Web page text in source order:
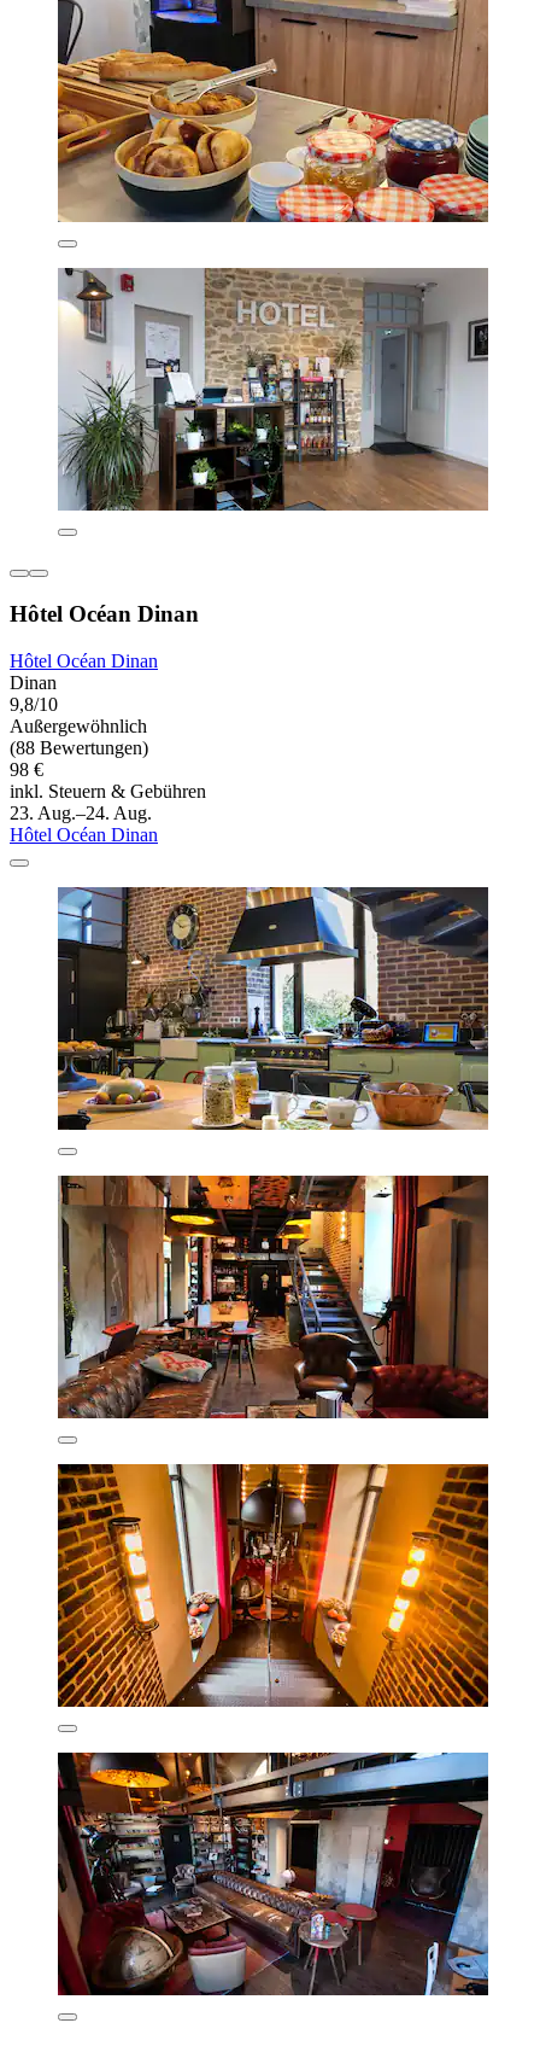
Hôtel Océan Dinan
Hôtel Océan Dinan
Dinan
9,8/10
Außergewöhnlich
(88 Bewertungen)
98 €
inkl. Steuern & Gebühren
23. Aug.–24. Aug.
Hôtel Océan Dinan